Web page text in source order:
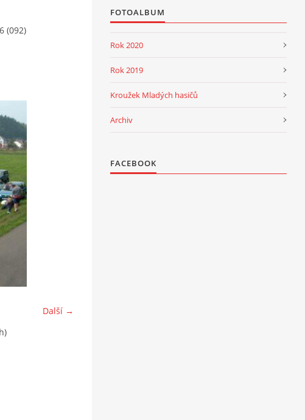
(092)
Další →
FOTOALBUM
Rok 2020
Rok 2019
Kroužek Mladých hasičů
Archiv
FACEBOOK